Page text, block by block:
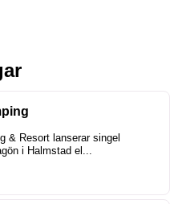
& Resort lanserar singel
i Halmstad el...